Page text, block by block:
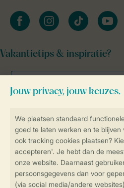
Veilig en snel online boeken
Veilige gegevensoverdracht
Veilige betaling
facebookinstagramtiktok youtube
Vakantietips & inspiratie?